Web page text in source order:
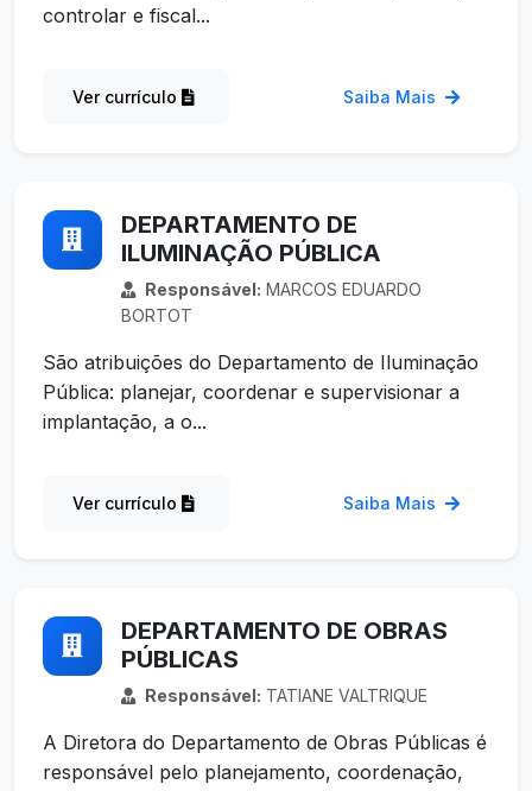
controlar e fiscal...
Ver currículo Saiba Mais
DEPARTAMENTO DE
ILUMINAÇÃO PÚBLICA
Responsável: MARCOS EDUARDO
BORTOT
São atribuições do Departamento de Iluminação
Pública: planejar, coordenar e supervisionar a
implantação, a o...
Ver currículo Saiba Mais
DEPARTAMENTO DE OBRAS
PÚBLICAS
Responsável: TATIANE VALTRIQUE
A Diretora do Departamento de Obras Públicas é
responsável pelo planejamento, coordenação,